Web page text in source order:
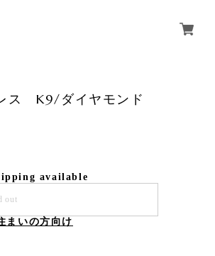
ス K9/ダイヤモンド
available
out
まいの方向け